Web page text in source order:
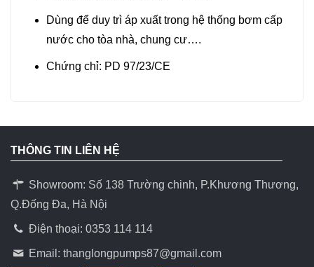
Dùng để duy trì áp xuất trong hệ thống bơm cấp
nước cho tòa nhà, chung cư….
Chứng chỉ: PD 97/23/CE
THÔNG TIN LIÊN HỆ
Showroom: Số 138 Trường chinh, P.Khương Thương,
Q.Đống Đa, Hà Nội
Điện thoại: 0353 114 114
Email:thanglongpumps87@gmail.com